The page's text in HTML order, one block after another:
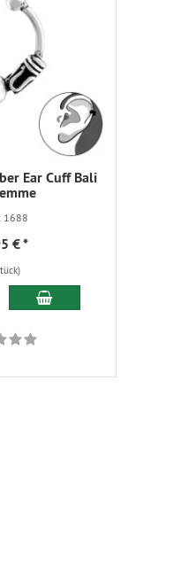
Ear Cuff Bali
1688
€*
In den Warenkorb